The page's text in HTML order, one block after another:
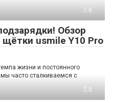
0
Обзор
щётки usmile Y10 Pro
жизни и постоянного
мы часто сталкиваемся с
0